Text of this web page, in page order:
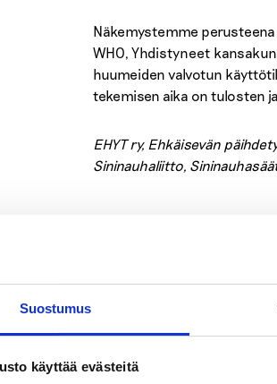
Suostumus
käyttää evästeitä
Näkemystemme
WHO, Yhdistyneet
huumeiden valvotun
tekemisen aika on tulosten
EHYT ry, Ehkäisevän
Sininauhaliitto,
European Monitoring
rooms: an overview of
http://
.pdf